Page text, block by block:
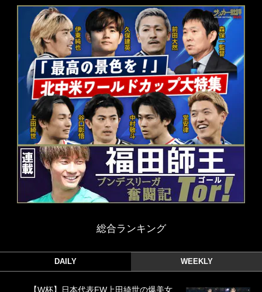
総合ランキング
DAILY WEEKLY
【W杯】日本代表FW上田綺世の爆美女